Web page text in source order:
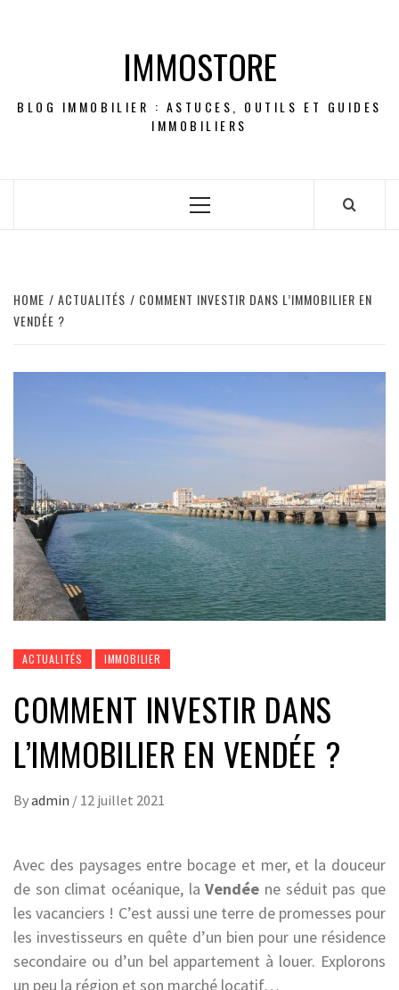
IMMOSTORE
BLOG IMMOBILIER : ASTUCES, OUTILS ET GUIDES
IMMOBILIERS
Primary
HOME ACTUALITÉS
COMMENT INVESTIR DANS L’IMMOBILIER EN
VENDÉE ?
ACTUALITÉS IMMOBILIER
COMMENT INVESTIR DANS
L’IMMOBILIER EN VENDÉE ?
Byadmin / 12 juillet 2021
Avec des paysages entre bocage et mer, et la douceur
de son climat océanique, laVendée ne séduit pas que
les vacanciers ! C’est aussi une terre de promesses pour
les investisseurs en quête d’un bien pour une résidence
secondaire ou d’un bel appartement à louer. Explorons
un peu la région et son marché locatif…